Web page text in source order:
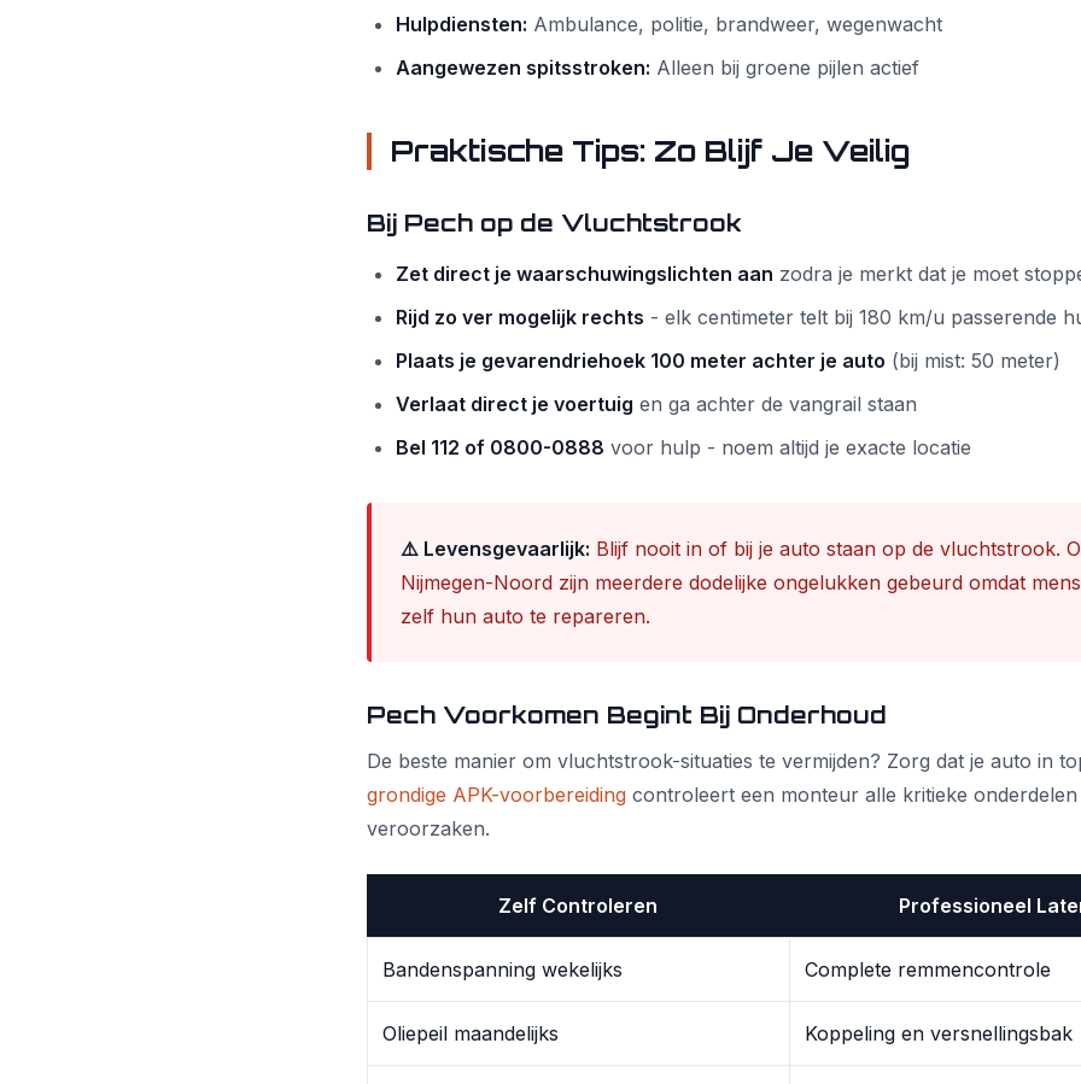
Hulpdiensten: Ambulance, politie, brandweer, wegenwacht
Aangewezen spitsstroken: Alleen bij groene pijlen actief
Praktische Tips: Zo Blijf Je Veilig
Bij Pech op de Vluchtstrook
Zet direct je waarschuwingslichten aan zodra je merkt dat je moet
Rijd zo ver mogelijk rechts - elk centimeter telt bij 180 km/u passerende
Plaats je gevarendriehoek 100 meter achter je auto (bij mist: 50 meter)
Verlaat direct je voertuig en ga achter de vangrail staan
Bel 112 of 0800-0888 voor hulp - noem altijd je exacte locatie
⚠️ Levensgevaarlijk: Blijf nooit in of bij je auto staan op de vluchtstrook.
Nijmegen-Noord zijn meerdere dodelijke ongelukken gebeurd omdat
zelf hun auto te repareren.
Pech Voorkomen Begint Bij Onderhoud
De beste manier om vluchtstrook-situaties te vermijden? Zorg dat je auto in
grondige APK-voorbereiding controleert een monteur alle kritieke
veroorzaken.
Zelf Controleren Professioneel
Bandenspanning wekelijks Complete remmencontrole
Oliepeil maandelijks Koppeling en versnellingsbak